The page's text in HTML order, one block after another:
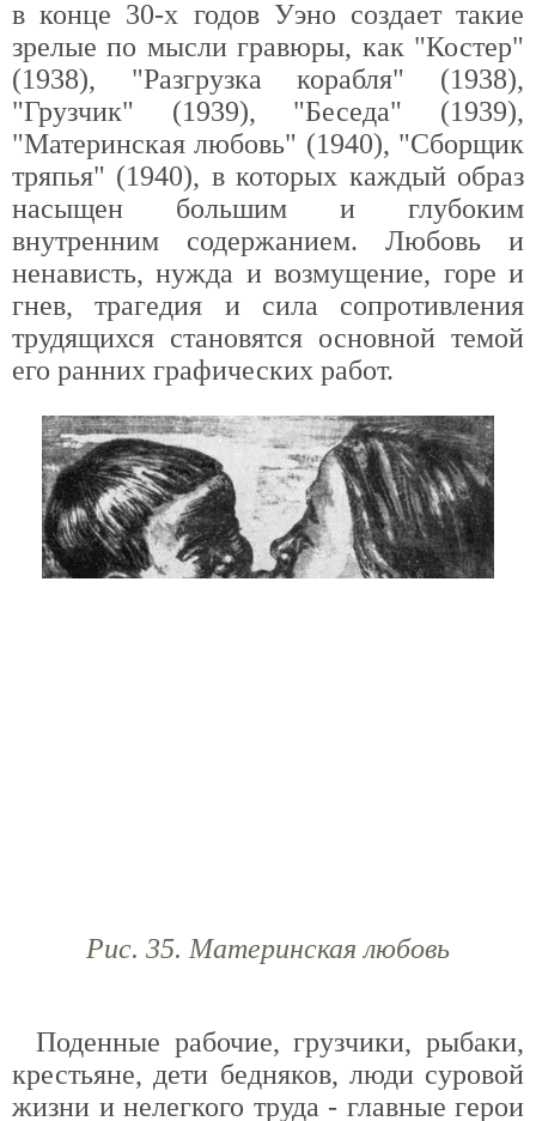
в конце 30-х годов Уэно создает такие
зрелые по мысли гравюры, как "Костер"
(1938), "Разгрузка корабля" (1938),
"Грузчик" (1939), "Беседа" (1939),
"Материнская любовь" (1940), "Сборщик
тряпья" (1940), в которых каждый образ
насыщен большим и глубоким
внутренним содержанием. Любовь и
ненависть, нужда и возмущение, горе и
гнев, трагедия и сила сопротивления
трудящихся становятся основной темой
его ранних графических работ.
Рис. 35. Материнская любовь
Поденные рабочие, грузчики, рыбаки,
крестьяне, дети бедняков, люди суровой
жизни и нелегкого труда - главные герои